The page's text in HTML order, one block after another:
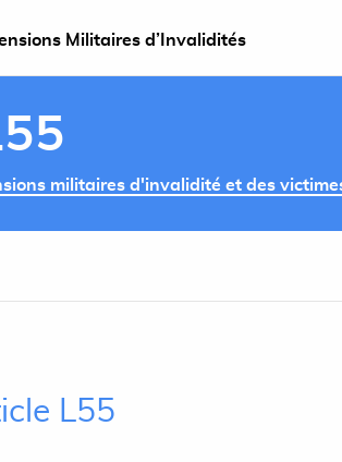
Militaires d’Invalidités
militaires d'invalidité et des
L55